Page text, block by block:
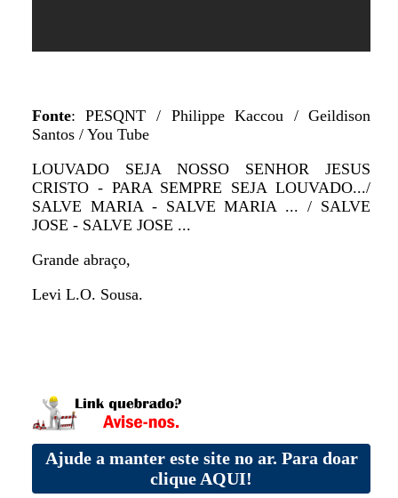
Fonte: PESQNT / Philippe Kaccou / Geildison
Santos / You Tube
LOUVADO SEJA NOSSO SENHOR JESUS
CRISTO - PARA SEMPRE SEJA LOUVADO.../
SALVE MARIA - SALVE MARIA ... / SALVE
JOSE - SALVE JOSE ...
Grande abraço,
Levi L.O. Sousa.
Ajude a manter este site no ar. Para doar
clique AQUI!